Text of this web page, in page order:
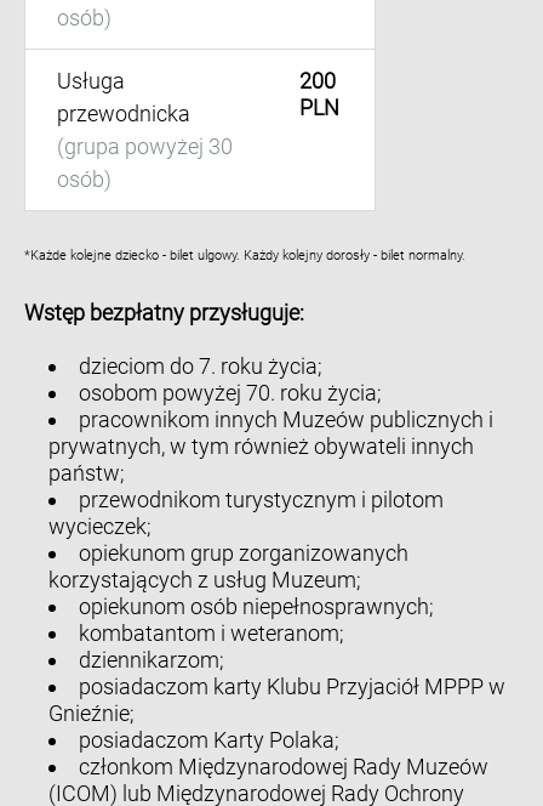
osób)
Usługa
przewodnicka
(grupa powyżej 30
osób)
200
PLN
*Każde kolejne dziecko - bilet ulgowy. Każdy kolejny dorosły - bilet normalny.
Wstęp bezpłatny przysługuje:
dzieciom do 7. roku życia;
osobom powyżej 70. roku życia;
pracownikom innych Muzeów publicznych i
prywatnych, w tym również obywateli innych
państw;
przewodnikom turystycznym i pilotom
wycieczek;
opiekunom grup zorganizowanych
korzystających z usług Muzeum;
opiekunom osób niepełnosprawnych;
kombatantom i weteranom;
dziennikarzom;
posiadaczom karty Klubu Przyjaciół MPPP w
Gnieźnie;
posiadaczom Karty Polaka;
członkom Międzynarodowej Rady Muzeów
(ICOM) lub Międzynarodowej Rady Ochrony